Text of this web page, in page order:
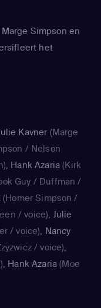
Simpson en
het
Kavner (Marge
/ Nelson
, Hank Azaria (Kirk
Guy / Duffman /
(Homer Simpson /
/ voice), Julie
/ voice), Nancy
/ voice),
, Hank Azaria (Moe